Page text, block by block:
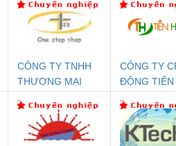
Rơ Le An Toàn
Phoenix Contact
PSR-SCP-
24UC/ESL4/3X1/1X2/B
- 2981059
Bộ Lặp Tín Hiệu
PROFIBUS
Contact PSI-REP-
PROFIBUS/
2708863
CÔNG TY TNHH
THƯƠNG MẠI
NAM
CÔNG TY
ĐỘNG TIẾN